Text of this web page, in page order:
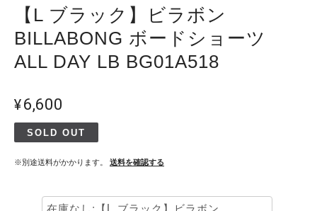
【L ブラック】ビラボン
BILLABONG ボードショーツ
ALL DAY LB BG01A518
¥6,600
SOLD OUT
※別途送料がかかります。 送料を確認する